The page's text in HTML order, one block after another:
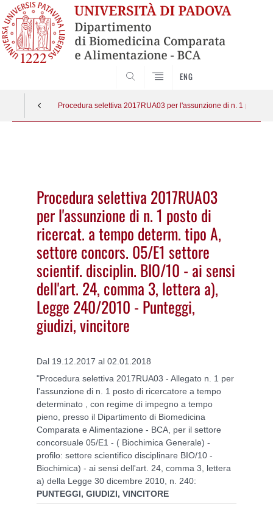
ENG
Procedura selettiva 2017RUA03 per l'assunzione di n. 1 posto
Procedura selettiva 2017RUA03
per l'assunzione di n. 1 posto di
ricercat. a tempo determ. tipo A,
settore concors. 05/E1 settore
scientif. disciplin. BIO/10 - ai sensi
dell'art. 24, comma 3, lettera a),
Legge 240/2010 - Punteggi,
giudizi, vincitore
Dal 19.12.2017 al 02.01.2018
"Procedura selettiva 2017RUA03 - Allegato n. 1 per
l'assunzione di n. 1 posto di ricercatore a tempo
determinato , con regime di impegno a tempo
pieno, presso il Dipartimento di Biomedicina
Comparata e Alimentazione - BCA, per il settore
concorsuale 05/E1 - ( Biochimica Generale) -
profilo: settore scientifico disciplinare BIO/10 -
Biochimica) - ai sensi dell'art. 24, comma 3, lettera
a) della Legge 30 dicembre 2010, n. 240:
PUNTEGGI, GIUDIZI, VINCITORE